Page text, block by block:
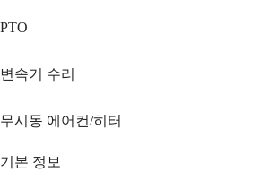
PTO
변속기 수리
무시동 에어컨/히터
기본 정보